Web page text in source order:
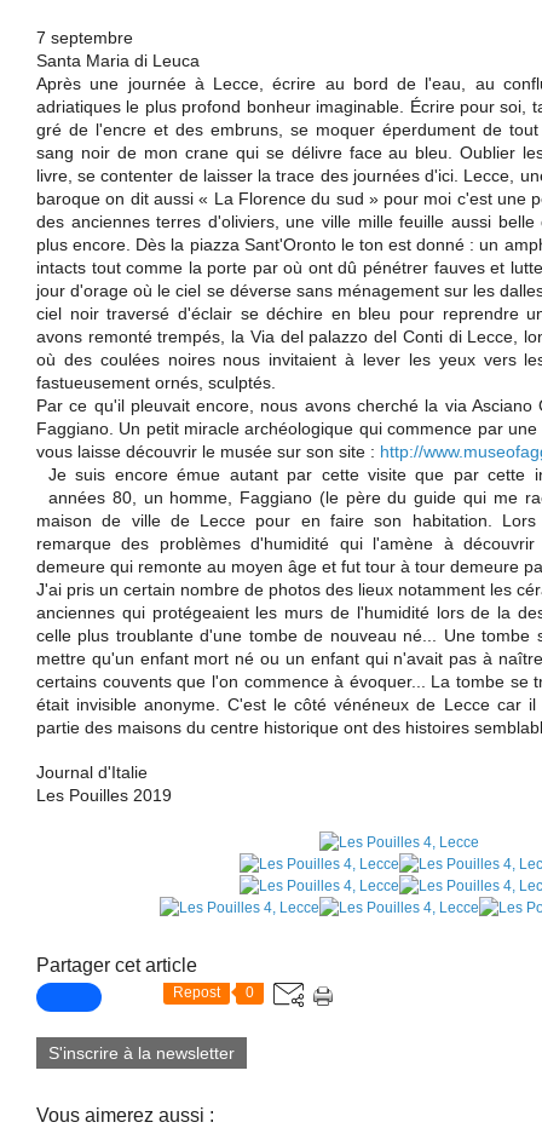
7 septembre
Santa Maria di Leuca
Après une journée à Lecce, écrire au bord de l'eau, au
adriatiques le plus profond bonheur imaginable. Écrire pour soi,
gré de l'encre et des embruns, se moquer éperdument de
sang noir de mon crane qui se délivre face au bleu. Oublier
livre, se contenter de laisser la trace des journées d'ici. Lecce,
baroque on dit aussi « La Florence du sud » pour moi c'est une
des anciennes terres d'oliviers, une ville mille feuille aussi
plus encore. Dès la piazza Sant'Oronto le ton est donné : un
intacts tout comme la porte par où ont dû pénétrer fauves et
jour d'orage où le ciel se déverse sans ménagement sur les
ciel noir traversé d'éclair se déchire en bleu pour reprendre
avons remonté trempés, la Via del palazzo del Conti di Lecce,
où des coulées noires nous invitaient à lever les yeux vers
fastueusement ornés, sculptés.
Par ce qu'il pleuvait encore, nous avons cherché la via Asciano
Faggiano. Un petit miracle archéologique qui commence par
vous laisse découvrir le musée sur son site : http://
Je suis encore émue autant par cette visite que par cette
années 80, un homme, Faggiano (le père du guide qui me
maison de ville de Lecce pour en faire son habitation. Lors
remarque des problèmes d'humidité qui l'amène à
demeure qui remonte au moyen âge et fut tour à tour demeure
J'ai pris un certain nombre de photos des lieux notamment les
anciennes qui protégeaient les murs de l'humidité lors de la
celle plus troublante d'une tombe de nouveau né... Une tombe
mettre qu'un enfant mort né ou un enfant qui n'avait pas à
certains couvents que l'on commence à évoquer... La tombe se
était invisible anonyme. C'est le côté vénéneux de Lecce car
partie des maisons du centre historique ont des histoires
Journal d'Italie
Les Pouilles 2019
Partager cet article
Repost 0
S'inscrire à la newsletter
Vous aimerez aussi :